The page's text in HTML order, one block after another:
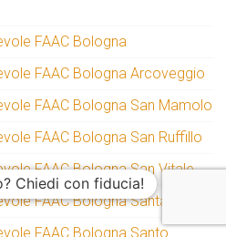
FAAC Bologna
FAAC Bologna Arcoveggio
FAAC Bologna San Mamolo
FAAC Bologna San Ruffillo
FAAC Bologna San Vitale
FAAC Bologna Santa Viola
FAAC Bologna Santo
Chiedi con fiducia!